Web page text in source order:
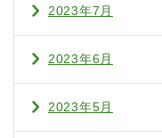
2023年7月
2023年6月
2023年5月